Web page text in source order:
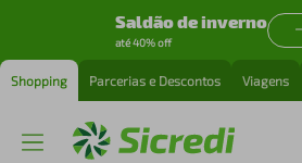
Saldão de inverno
até 40% off
Shopping Parcerias e Descontos Viagens